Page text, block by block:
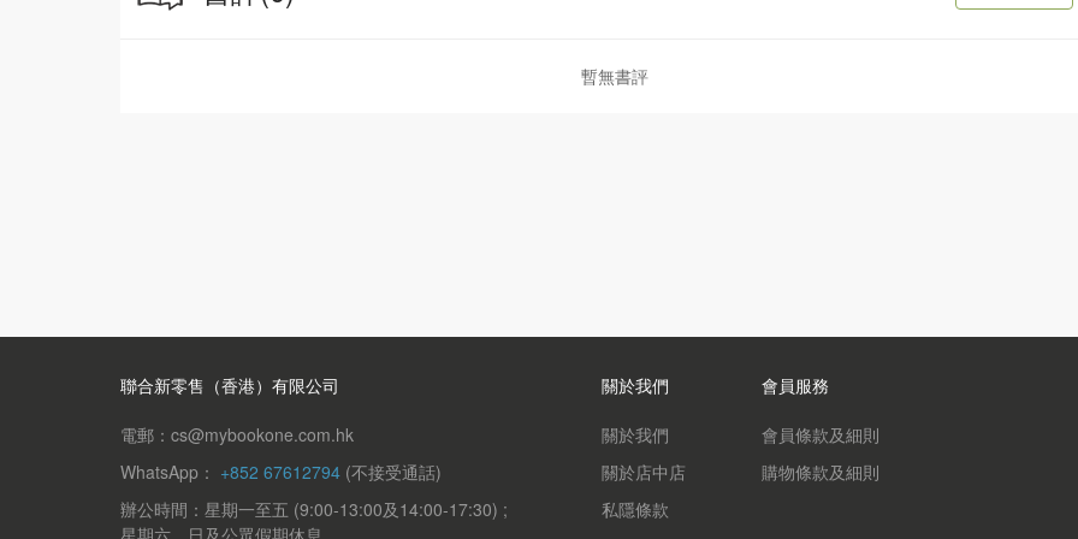
暫無書評
聯合新零售（香港）有限公司
電郵：cs@mybookone.com.hk
WhatsApp： +852 67612794 (不接受通話)
辦公時間：星期一至五 (9:00-13:00及14:00-17:30) ;
星期六、日及公眾假期休息
關於我們
關於我們
關於店中店
私隱條款
會員服務
會員條款及細則
購物條款及細則